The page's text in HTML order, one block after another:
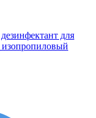
для
изопропиловый